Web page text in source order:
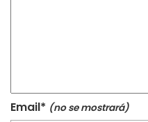
Email* (no se mostrará)